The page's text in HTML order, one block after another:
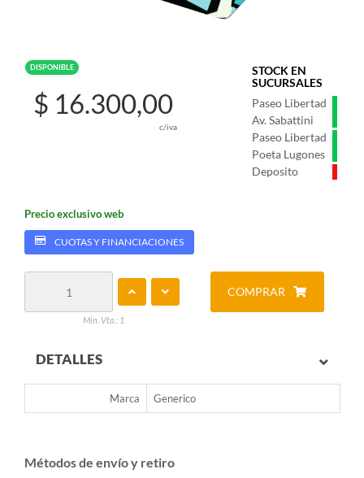
DISPONIBLE
STOCK EN
SUCURSALES
Paseo Libertad
Av. Sabattini
Paseo Libertad
Poeta Lugones
Deposito
$ 16.300,00
c/iva
Precio exclusivo web
CUOTAS Y FINANCIACIONES
Min. Vta.: 1
COMPRAR
DETALLES
Marca Generico
Métodos de envío y retiro